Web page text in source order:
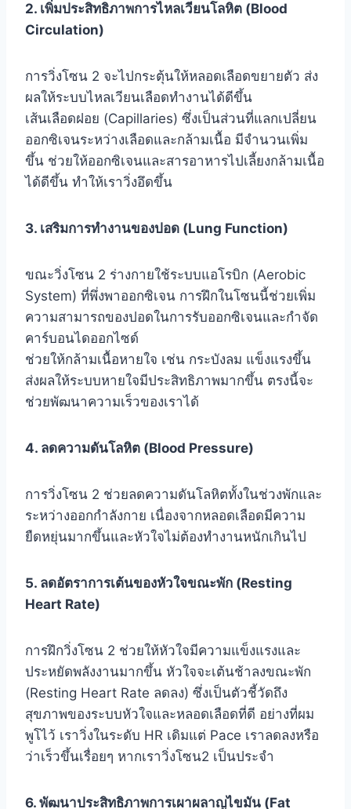
2. เพิ่มประสิทธิภาพการไหลเวียนโลหิต (Blood
Circulation)
การวิ่งโซน 2 จะไปกระตุ้นให้หลอดเลือดขยายตัว ส่ง
ผลให้ระบบไหลเวียนเลือดทำงานได้ดีขึ้น
เส้นเลือดฝอย (Capillaries) ซึ่งเป็นส่วนที่แลกเปลี่ยน
ออกซิเจนระหว่างเลือดและกล้ามเนื้อ มีจำนวนเพิ่ม
ขึ้น ช่วยให้ออกซิเจนและสารอาหารไปเลี้ยงกล้ามเนื้อ
ได้ดีขึ้น ทำให้เราวิ่งอึดขึ้น
3. เสริมการทำงานของปอด (Lung Function)
ขณะวิ่งโซน 2 ร่างกายใช้ระบบแอโรบิก (Aerobic
System) ที่พึ่งพาออกซิเจน การฝึกในโซนนี้ช่วยเพิ่ม
ความสามารถของปอดในการรับออกซิเจนและกำจัด
คาร์บอนไดออกไซด์
ช่วยให้กล้ามเนื้อหายใจ เช่น กระบังลม แข็งแรงขึ้น
ส่งผลให้ระบบหายใจมีประสิทธิภาพมากขึ้น ตรงนี้จะ
ช่วยพัฒนาความเร็วของเราได้
4. ลดความดันโลหิต (Blood Pressure)
การวิ่งโซน 2 ช่วยลดความดันโลหิตทั้งในช่วงพักและ
ระหว่างออกกำลังกาย เนื่องจากหลอดเลือดมีความ
ยืดหยุ่นมากขึ้นและหัวใจไม่ต้องทำงานหนักเกินไป
5. ลดอัตราการเต้นของหัวใจขณะพัก (Resting
Heart Rate)
การฝึกวิ่งโซน 2 ช่วยให้หัวใจมีความแข็งแรงและ
ประหยัดพลังงานมากขึ้น หัวใจจะเต้นช้าลงขณะพัก
(Resting Heart Rate ลดลง) ซึ่งเป็นตัวชี้วัดถึง
สุขภาพของระบบหัวใจและหลอดเลือดที่ดี อย่างที่ผม
พูโไว้ เราวิ่งในระดับ HR เดิมแต่ Pace เราลดลงหรือ
ว่าเร็วขึ้นเรื่อยๆ หากเราวิ่งโซน2 เป็นประจำ
6. พัฒนาประสิทธิภาพการเผาผลาญไขมัน (Fat